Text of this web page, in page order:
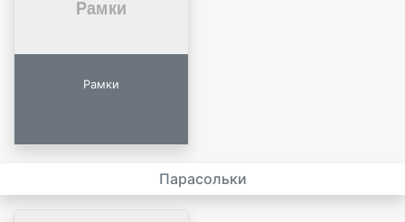
Рамки
Парасольки